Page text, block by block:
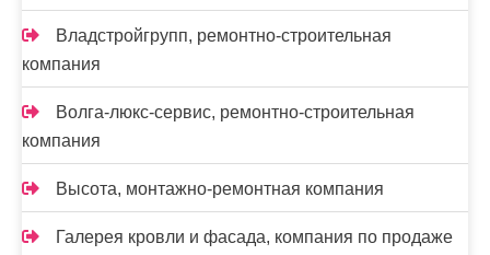
Владстройгрупп, ремонтно-строительная
компания
Волга-люкс-сервис, ремонтно-строительная
компания
Высота, монтажно-ремонтная компания
Галерея кровли и фасада, компания по продаже